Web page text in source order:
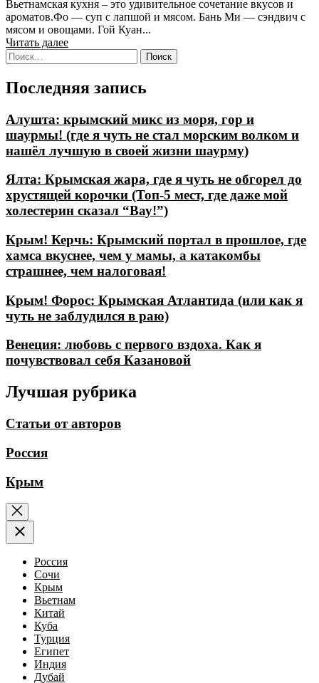
Вьетнамская кухня – это удивительное сочетание вкусов и
ароматов.Фо — суп с лапшой и мясом. Бань Ми — сэндвич с
мясом и овощами. Гой Куан...
Читать далее
Найти:
Последняя запись
Алушта: крымский микс из моря, гор и
шаурмы! (где я чуть не стал морским волком и
нашёл лучшую в своей жизни шаурму)
Ялта: Крымская жара, где я чуть не обгорел до
хрустящей корочки (Топ-5 мест, где даже мой
холестерин сказал “Вау!”)
Крым! Керчь: Крымский портал в прошлое, где
хамса вкуснее, чем у мамы, а катакомбы
страшнее, чем налоговая!
Крым! Форос: Крымская Атлантида (или как я
чуть не заблудился в раю)
Венеция: любовь с первого вздоха. Как я
почувствовал себя Казановой
Лучшая рубрика
Статьи от авторов
Россия
Крым
Россия
Сочи
Крым
Вьетнам
Китай
Куба
Турция
Египет
Индия
Дубай